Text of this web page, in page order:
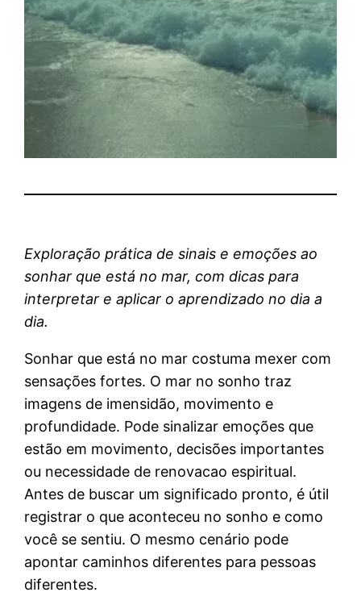
Exploração prática de sinais e emoções ao
sonhar que está no mar, com dicas para
interpretar e aplicar o aprendizado no dia a
dia.
Sonhar que está no mar costuma mexer com
sensações fortes. O mar no sonho traz
imagens de imensidão, movimento e
profundidade. Pode sinalizar emoções que
estão em movimento, decisões importantes
ou necessidade de renovacao espiritual.
Antes de buscar um significado pronto, é útil
registrar o que aconteceu no sonho e como
você se sentiu. O mesmo cenário pode
apontar caminhos diferentes para pessoas
diferentes.